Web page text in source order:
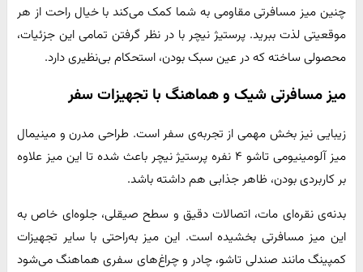
چنین میز مسافرتی مقاومی به شما کمک می‌کند با خیال راحت از هر
موقعیتی لذت ببرید. پرستیژ نیچر با در نظر گرفتن تمامی این جزئیات،
محصولی ساخته که در عین سبک بودن، استحکام بی‌نظیری دارد.
میز مسافرتی شیک و هماهنگ با تجهیزات سفر
زیبایی نیز بخش مهمی از تجربه‌ی سفر است. طراحی مدرن و مینیمال
میز آلومینیومی تاشو ۴ نفره پرستیژ نیچر باعث شده تا این میز علاوه
بر کاربردی بودن، ظاهر جذابی هم داشته باشد.
بدنه‌ی نقره‌ای مات، اتصالات دقیق و سطح صیقلی، جلوه‌ای خاص به
این میز مسافرتی بخشیده است. این میز به‌راحتی با سایر تجهیزات
کمپینگ مانند صندلی تاشو، چادر و چراغ‌های سفری هماهنگ می‌شود